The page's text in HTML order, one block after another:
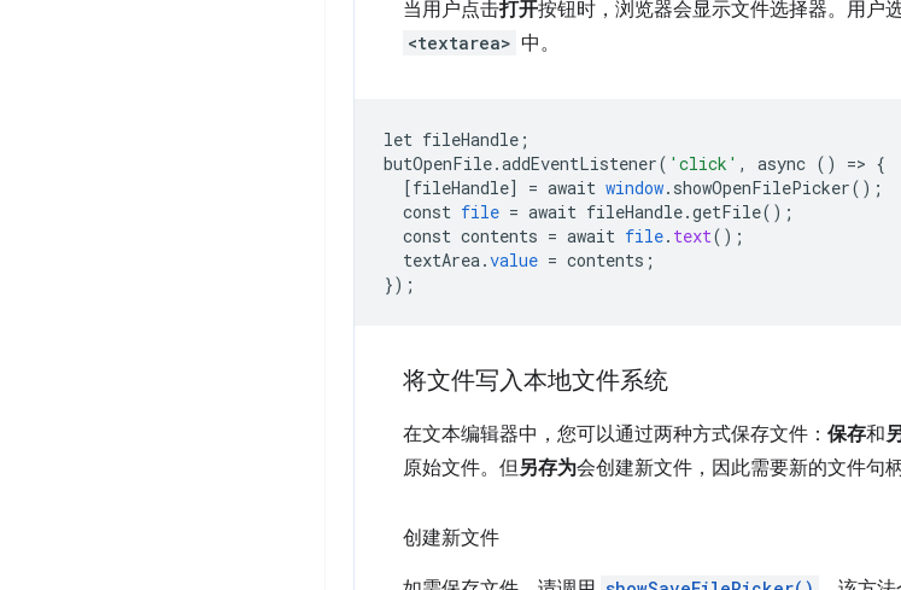
当用户点击打开按钮时，浏览器会显示文件选择器。用户
<textarea> 中。
let fileHandle ;
butOpenFile.addEventListener( 'click' , async () => {
[fileHandle] = await window. showOpenFilePicker();
const file = await fileHandle.getFile();
const contents = await file. text();
textArea.value = contents ;
});
将文件写入本地文件系统
在文本编辑器中，您可以通过两种方式保存文件： 保存和
原始文件。但另存为会创建新文件，因此需要新的文件句柄
创建新文件